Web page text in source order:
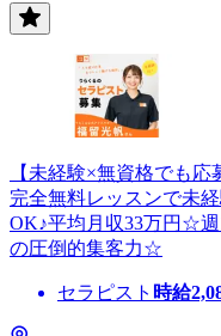
【未経験×無資格でも
完全無料レッスンで未
OK♪平均月収33万円☆
の圧倒的集客力☆
セラピスト 時給